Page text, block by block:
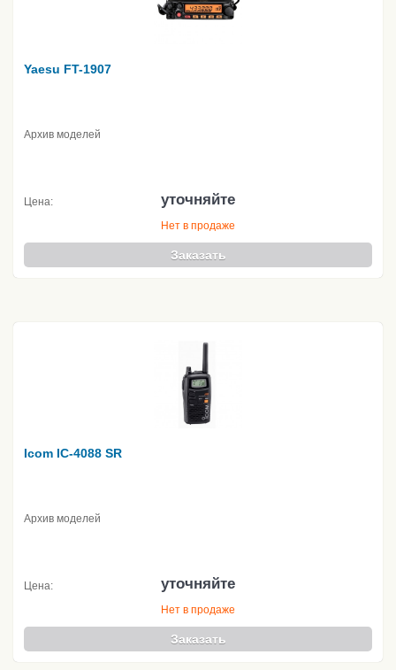
Yaesu FT-1907
Архив моделей
Цена: уточняйте
Нет в продаже
Заказать
Icom IC-4088 SR
Архив моделей
Цена: уточняйте
Нет в продаже
Заказать